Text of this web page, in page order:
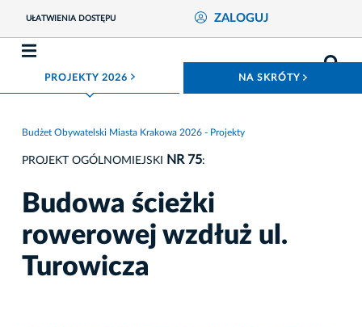
UŁATWIENIA DOSTĘPU ZALOGUJ
PROJEKTY 2026 ROZWIŃ MENU NA SKRÓTY
Budżet Obywatelski Miasta Krakowa 2026 - Projekty
PROJEKT OGÓLNOMIEJSKI NR 75:
Budowa ścieżki
rowerowej wzdłuż ul.
Turowicza